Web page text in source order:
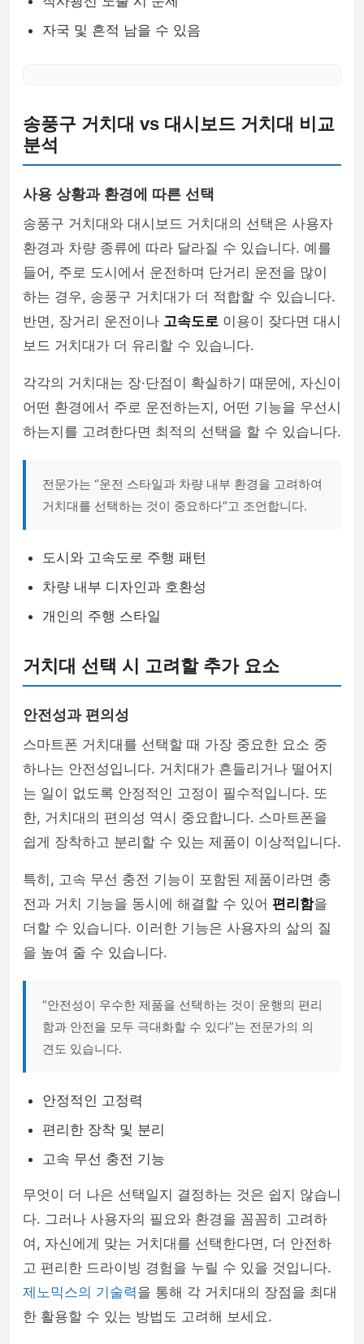
자국 및 흔적 남을 수 있음
송풍구 거치대 vs 대시보드 거치대 비교
분석
사용 상황과 환경에 따른 선택
송풍구 거치대와 대시보드 거치대의 선택은 사용자
환경과 차량 종류에 따라 달라질 수 있습니다. 예를
들어, 주로 도시에서 운전하며 단거리 운전을 많이
하는 경우, 송풍구 거치대가 더 적합할 수 있습니다.
반면, 장거리 운전이나 고속도로 이용이 잦다면 대시
보드 거치대가 더 유리할 수 있습니다.
각각의 거치대는 장·단점이 확실하기 때문에, 자신이
어떤 환경에서 주로 운전하는지, 어떤 기능을 우선시
하는지를 고려한다면 최적의 선택을 할 수 있습니다.
전문가는 “운전 스타일과 차량 내부 환경을 고려하여
거치대를 선택하는 것이 중요하다”고 조언합니다.
도시와 고속도로 주행 패턴
차량 내부 디자인과 호환성
개인의 주행 스타일
거치대 선택 시 고려할 추가 요소
안전성과 편의성
스마트폰 거치대를 선택할 때 가장 중요한 요소 중
하나는 안전성입니다. 거치대가 흔들리거나 떨어지
는 일이 없도록 안정적인 고정이 필수적입니다. 또
한, 거치대의 편의성 역시 중요합니다. 스마트폰을
쉽게 장착하고 분리할 수 있는 제품이 이상적입니다.
특히, 고속 무선 충전 기능이 포함된 제품이라면 충
전과 거치 기능을 동시에 해결할 수 있어 편리함을
더할 수 있습니다. 이러한 기능은 사용자의 삶의 질
을 높여 줄 수 있습니다.
“안전성이 우수한 제품을 선택하는 것이 운행의 편리
함과 안전을 모두 극대화할 수 있다”는 전문가의 의
견도 있습니다.
안정적인 고정력
편리한 장착 및 분리
고속 무선 충전 기능
무엇이 더 나은 선택일지 결정하는 것은 쉽지 않습니
다. 그러나 사용자의 필요와 환경을 꼼꼼히 고려하
여, 자신에게 맞는 거치대를 선택한다면, 더 안전하
고 편리한 드라이빙 경험을 누릴 수 있을 것입니다.
제노믹스의 기술력을 통해 각 거치대의 장점을 최대
한 활용할 수 있는 방법도 고려해 보세요.